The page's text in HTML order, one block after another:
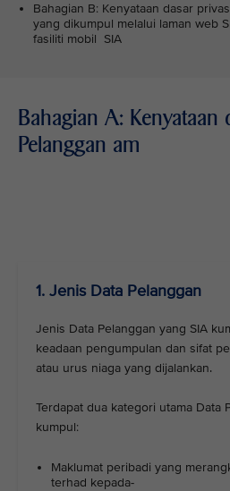
Bahagian B: Kenyataan dasar
yang dikumpul melalui laman web
fasiliti mobil SIA
Bahagian A: Kenyataan
Pelanggan am
1. Jenis Data Pelanggan
Jenis Data Pelanggan yang SIA
keadaan pengumpulan dan sifat
atau urus niaga yang dijalankan.
Terdapat dua kategori utama Data
kumpul:
Maklumat peribadi yang
terhad kepada-